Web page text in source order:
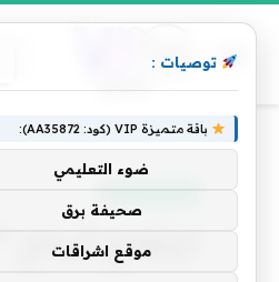
الرئيسية » ارتفاع أرباح “مصرف الإنماء” 32% إلى 1.2 مليار ريال في الربع
ارتفاع أرباح “مصرف
توصيات :
باقة متميزة VIP (كود: AA35872):
ضوء التعليمي
صحيفة برق
موقع اشراقات